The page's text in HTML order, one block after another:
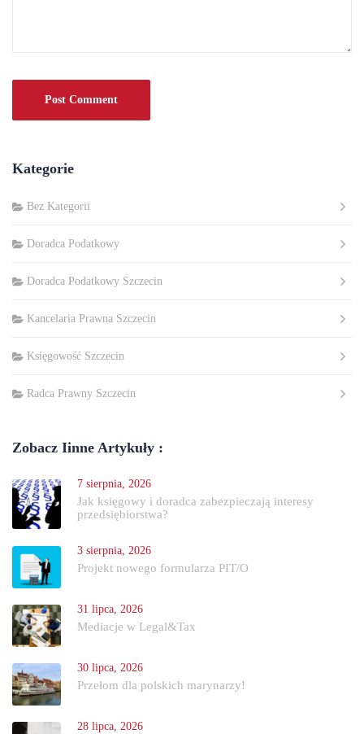
Kategorie
Bez Kategorii
Doradca Podatkowy
Doradca Podatkowy Szczecin
Kancelaria Prawna Szczecin
Księgowość Szczecin
Radca Prawny Szczecin
Zobacz Iinne Artykuły :
7 sierpnia, 2026
Jak księgowy i doradca zabezpieczają interesy
przedsiębiorstwa?
3 sierpnia, 2026
Projekt nowego formularza PIT/O
31 lipca, 2026
Mediacje w Legal&Tax
30 lipca, 2026
Przełom dla polskich marynarzy!
28 lipca, 2026